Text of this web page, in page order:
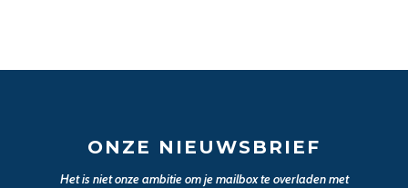
ONZE NIEUWSBRIEF
Het is niet onze ambitie om je mailbox te overladen met